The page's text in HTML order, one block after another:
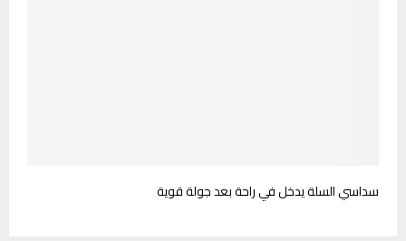
سداسي السلة يدخل في راحة بعد جولة قوية